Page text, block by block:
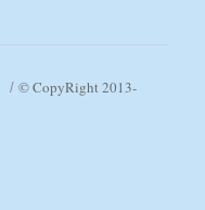
© CopyRight 2013-